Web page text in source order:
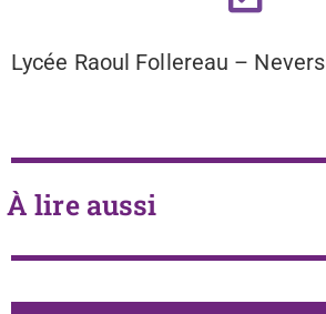
Lycée Raoul Follereau – Nevers
À lire aussi